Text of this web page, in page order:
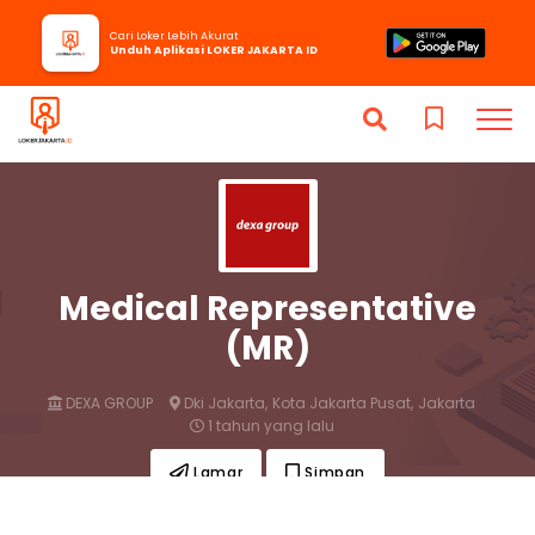
Medical Representative
(MR)
DEXA GROUP Dki Jakarta, Kota Jakarta Pusat, Jakarta
1 tahun yang lalu
Lamar Simpan
Cari Loker Lebih Akurat
Unduh Aplikasi LOKER JAKARTA ID